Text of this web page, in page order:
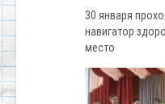
30 января
навигатор
место